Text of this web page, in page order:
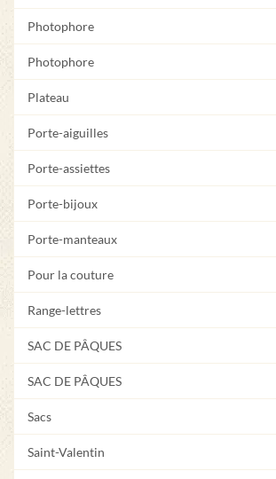
Photophore
Photophore
Plateau
Porte-aiguilles
Porte-assiettes
Porte-bijoux
Porte-manteaux
Pour la couture
Range-lettres
SAC DE PÂQUES
SAC DE PÂQUES
Sacs
Saint-Valentin